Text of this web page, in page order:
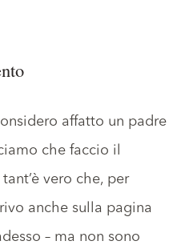
affatto un padre
che faccio il
vero che, per
anche sulla pagina
– ma non sono